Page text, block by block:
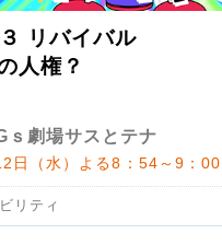
リバイバル
の人権？
ｓ劇場サスとテナ
日（水）よる8：54～9：00
リティ